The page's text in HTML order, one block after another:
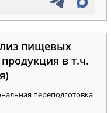
пищевых
в т.ч.
переподготовка